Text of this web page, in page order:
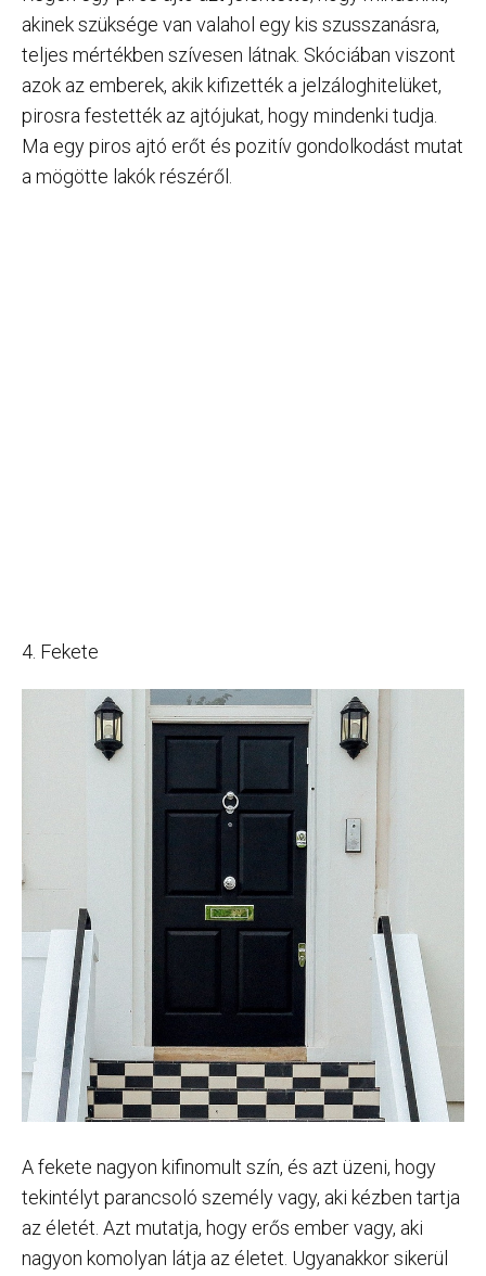
akinek szüksége van valahol egy kis szusszanásra,
teljes mértékben szívesen látnak. Skóciában viszont
azok az emberek, akik kifizették a jelzáloghitelüket,
pirosra festették az ajtójukat, hogy mindenki tudja.
Ma egy piros ajtó erőt és pozitív gondolkodást mutat
a mögötte lakók részéről.
4. Fekete
A fekete nagyon kifinomult szín, és azt üzeni, hogy
tekintélyt parancsoló személy vagy, aki kézben tartja
az életét. Azt mutatja, hogy erős ember vagy, aki
nagyon komolyan látja az életet. Ugyanakkor sikerül